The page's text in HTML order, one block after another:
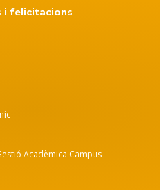
i felicitacions
Acadèmica Campus